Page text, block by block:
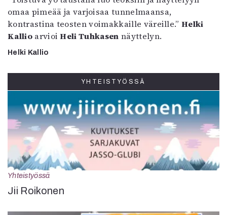
omaa pimeää ja varjoisaa tunnelmaansa,
kontrastina teosten voimakkaille väreille.”Helki
KallioarvioiHeli Tuhkasen näyttelyn.
Helki Kallio
YHTEISTYÖSSÄ
Yhteistyössä
Jii Roikonen